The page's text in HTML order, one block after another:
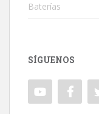
Baterías
SÍGUENOS